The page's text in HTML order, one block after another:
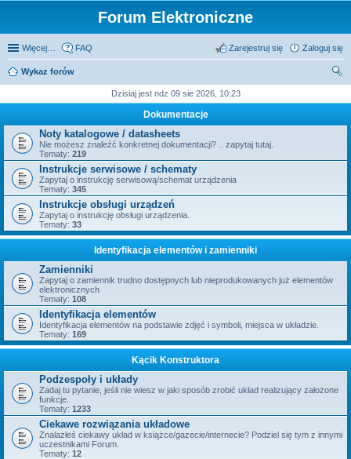
Forum Elektroniczne
Więcej… FAQ Zaloguj się
Zarejestruj się
Wykaz forów
Dzisiaj jest ndz 09 sie 2026, 10:23
Dokumentacje
Noty katalogowe / datasheets
Nie możesz znaleźć konkretnej dokumentacji? .. zapytaj tutaj.
Tematy: 219
Instrukcje serwisowe / schematy
Zapytaj o instrukcję serwisową/schemat urządzenia
Tematy: 345
Instrukcje obsługi urządzeń
Zapytaj o instrukcję obsługi urządzenia.
Tematy: 33
Identyfikacja elementów i zamienniki
Zamienniki
Zapytaj o zamiennik trudno dostępnych lub nieprodukowanych już elementów
elektronicznych
Tematy: 108
Identyfikacja elementów
Identyfikacja elementów na podstawie zdjęć i symboli, miejsca w układzie.
Tematy: 169
Kącik Konstruktora
Podzespoły i układy
Zadaj tu pytanie, jeśli nie wiesz w jaki sposób zrobić układ realizujący założone
funkcje.
Tematy: 1233
Ciekawe rozwiązania układowe
Znalazłeś ciekawy układ w książce/gazecie/internecie? Podziel się tym z innymi
uczestnikami Forum.
Tematy: 12